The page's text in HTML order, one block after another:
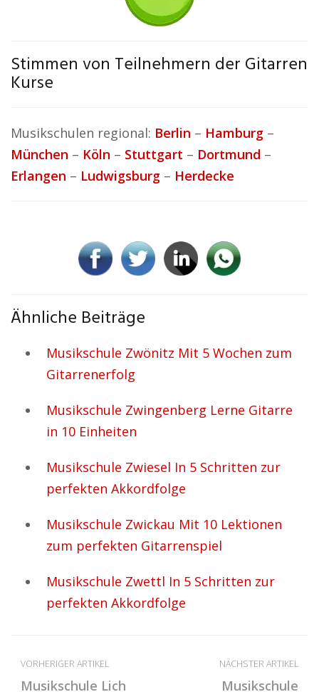
Stimmen von Teilnehmern der Gitarren
Kurse
Musikschulen regional: Berlin – Hamburg –
München – Köln – Stuttgart – Dortmund –
Erlangen – Ludwigsburg – Herdecke
Ähnliche Beiträge
Musikschule Zwönitz Mit 5 Wochen zum
Gitarrenerfolg
Musikschule Zwingenberg Lerne Gitarre
in 10 Einheiten
Musikschule Zwiesel In 5 Schritten zur
perfekten Akkordfolge
Musikschule Zwickau Mit 10 Lektionen
zum perfekten Gitarrenspiel
Musikschule Zwettl In 5 Schritten zur
perfekten Akkordfolge
VORHERIGER ARTIKEL
Musikschule Lich
NÄCHSTER ARTIKEL
Musikschule